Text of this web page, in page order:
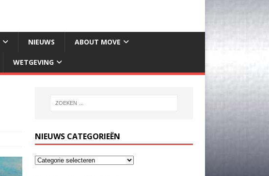
NIEUWS ABOUT MOVE
WETGEVING
NIEUWS CATEGORIEËN